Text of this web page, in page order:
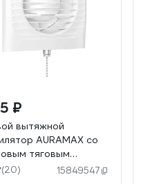
₽
вытяжной
AURAMAX со
тяговым
OPTIMA 5-
(20) 15849547